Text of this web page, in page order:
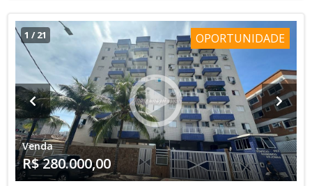
1 / 21 OPORTUNIDADE
Venda
R$ 280.000,00